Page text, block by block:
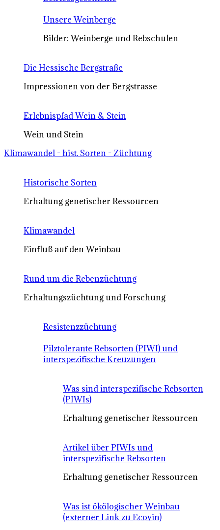
Unsere Weinberge
Bilder: Weinberge und Rebschulen
Die Hessische Bergstraße
Impressionen von der Bergstrasse
Erlebnispfad Wein & Stein
Wein und Stein
Klimawandel - hist. Sorten - Züchtung
Historische Sorten
Erhaltung genetischer Ressourcen
Klimawandel
Einfluß auf den Weinbau
Rund um die Rebenzüchtung
Erhaltungszüchtung und Forschung
Resistenzzüchtung
Pilztolerante Rebsorten (PIWI) und
interspezifische Kreuzungen
Was sind interspezifische Rebsorten
(PIWIs)
Erhaltung genetischer Ressourcen
Artikel über PIWIs und
interspezifische Rebsorten
Erhaltung genetischer Ressourcen
Was ist ökölogischer Weinbau
(externer Link zu Ecovin)